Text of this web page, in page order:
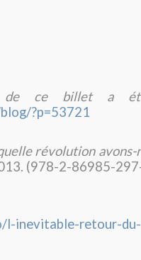
de ce billet a
?p=53721
révolution avons-
(978-2-86985-
l-inevitable-retour-